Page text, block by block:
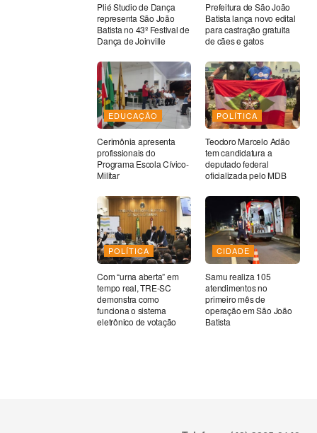
Plié Studio de Dança
representa São João
Batista no 43º Festival de
Dança de Joinville
Prefeitura de São João
Batista lança novo edital
para castração gratuita
de cães e gatos
EDUCAÇÃO
Cerimônia apresenta
profissionais do
Programa Escola Cívico-
Militar
POLÍTICA
Teodoro Marcelo Adão
tem candidatura a
deputado federal
oficializada pelo MDB
POLÍTICA
Com “urna aberta” em
tempo real, TRE-SC
demonstra como
funciona o sistema
eletrônico de votação
CIDADE
Samu realiza 105
atendimentos no
primeiro mês de
operação em São João
Batista